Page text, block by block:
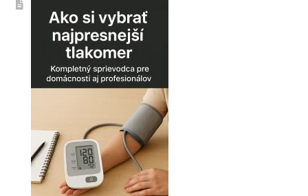
sprievodca
akupresúrnou
podložkou:
Ako
si
vybrať
tú
prečo
je
hitom
na
Slovensku?